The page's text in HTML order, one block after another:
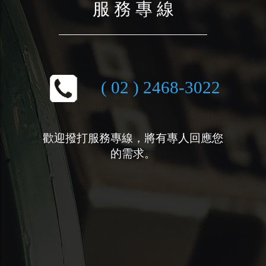
服 務 專 線
( 02 ) 2468-3022
歡迎撥打服務專線，將有專人回應您
的需求。